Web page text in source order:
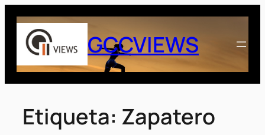
Saltar
contenido
GCCVIEWS
Etiqueta: Zapatero